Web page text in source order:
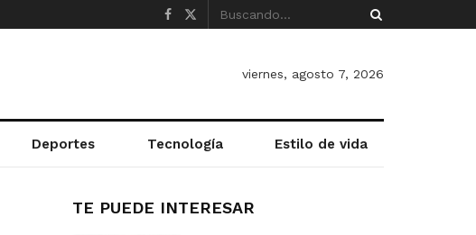
viernes, agosto 7, 2026
Deportes Tecnología Estilo de vida
TE PUEDE INTERESAR